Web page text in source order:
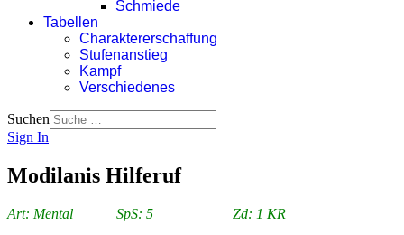
Schmiede
Tabellen
Charaktererschaffung
Stufenanstieg
Kampf
Verschiedenes
Suchen
Sign In
Modilanis Hilferuf
Art: Mental SpS: 5 Zd: 1 KR